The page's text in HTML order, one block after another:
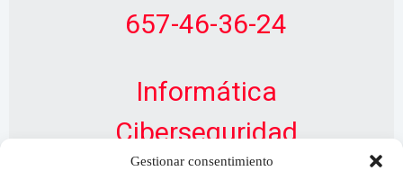
Gestionar consentimiento
657-46-36-24
Informática
Ciberseguridad
Diseño Web